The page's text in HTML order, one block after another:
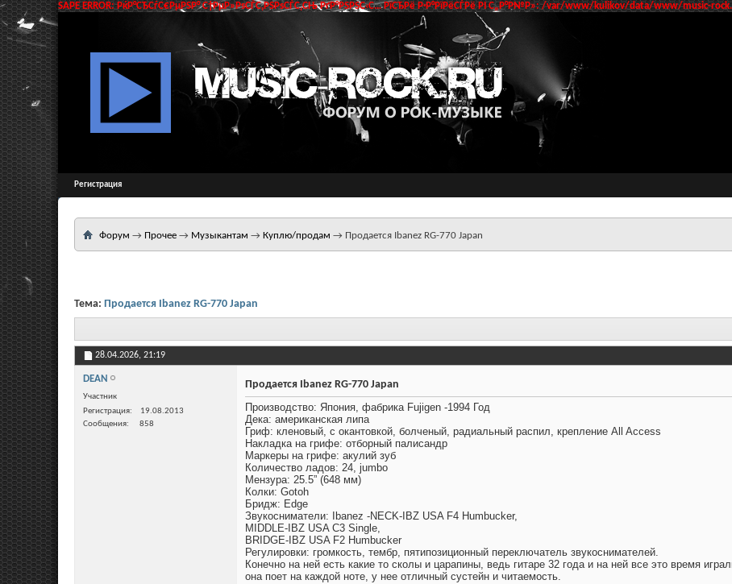
SAPE ERROR: РќР°СЂСѓС€РµРЅР° С†РµР»РѕСЃС‚РЅРѕСЃС‚СЊ РґР°РЅРЅС‹С… РїСЂРё Р·Р°РїРёСЃРё РІ С„Р°Р№Р»: /var/www/kulikov/data/www/music-
Регистрация
Форум → Прочее → Музыкантам → Куплю/продам → Продается Ibanez RG-770 Japan
Тема: Продается Ibanez RG-770 Japan
28.04.2026, 21:19
DEAN
Участник
Регистрация
19.08.2013
Сообщения
858
Продается Ibanez RG-770 Japan
Производство: Япония, фабрика Fujigen -1994 Год
Дека: американская липа
Гриф: кленовый, с окантовкой, болченый, радиальный распил, крепление All Access
Накладка на грифе: отборный палисандр
Маркеры на грифе: акулий зуб
Количество ладов: 24, jumbo
Мензура: 25.5” (648 мм)
Колки: Gotoh
Бридж: Edge
Звукосниматели: Ibanez -NECK-IBZ USA F4 Humbucker,
MIDDLE-IBZ USA C3 Single,
BRIDGE-IBZ USA F2 Humbucker
Регулировки: громкость, тембр, пятипозиционный переключатель звукоснимателей.
Конечно на ней есть какие то сколы и царапины, ведь гитаре 32 года и на ней все это время
она поет на каждой ноте, у нее отличный сустейн и читаемость.